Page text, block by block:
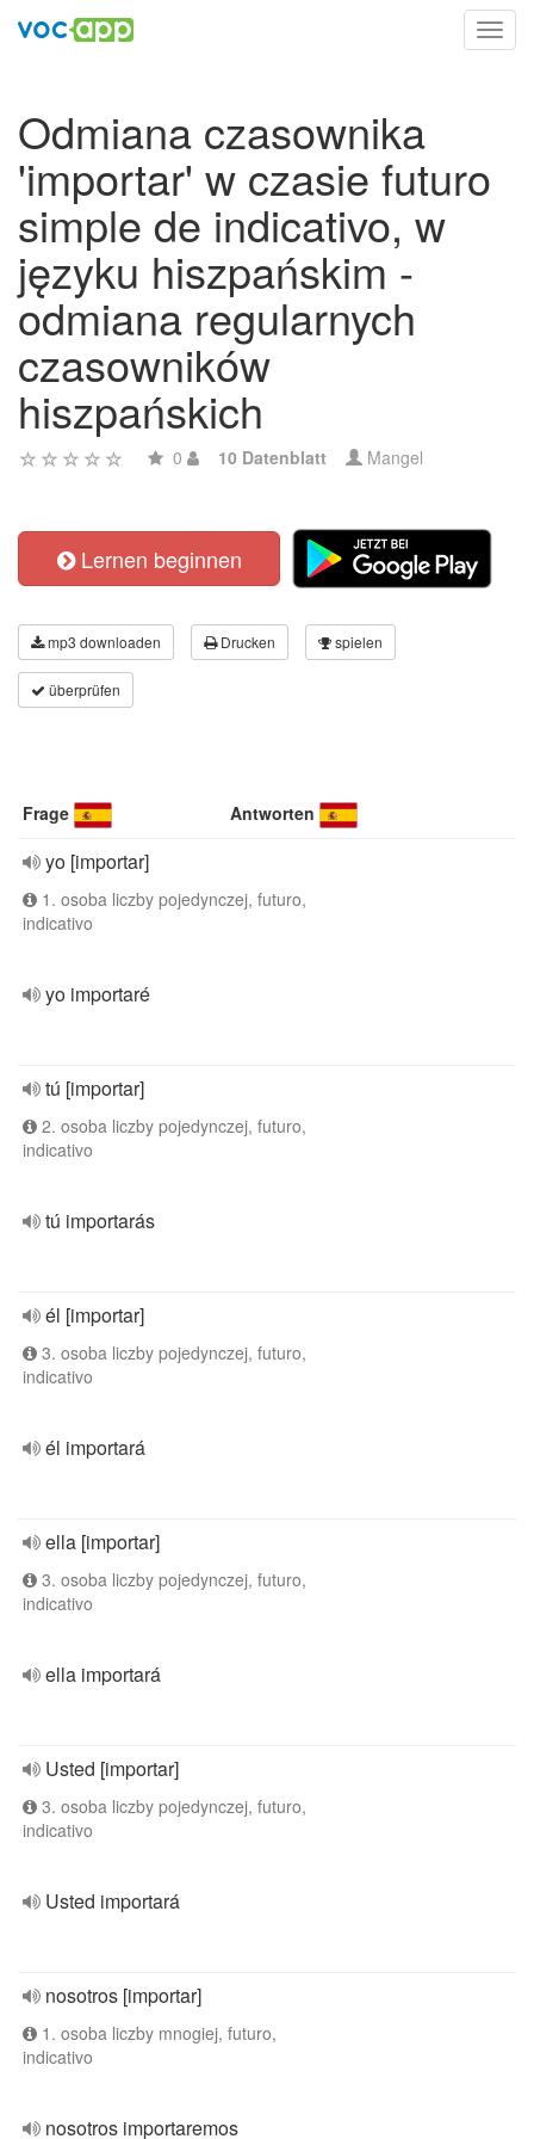
Odmiana czasownika
'importar' w czasie futuro
simple de indicativo, w
języku hiszpańskim -
odmiana regularnych
czasowników
hiszpańskich
0 10 Datenblatt Mangel
Lernen beginnen
mp3 downloaden Drucken spielen
überprüfen
Frage Antworten
yo [importar]
1. osoba liczby pojedynczej, futuro,
indicativo
yo importaré
tú [importar]
2. osoba liczby pojedynczej, futuro,
indicativo
tú importarás
él [importar]
3. osoba liczby pojedynczej, futuro,
indicativo
él importará
ella [importar]
3. osoba liczby pojedynczej, futuro,
indicativo
ella importará
Usted [importar]
3. osoba liczby pojedynczej, futuro,
indicativo
Usted importará
nosotros [importar]
1. osoba liczby mnogiej, futuro,
indicativo
nosotros importaremos